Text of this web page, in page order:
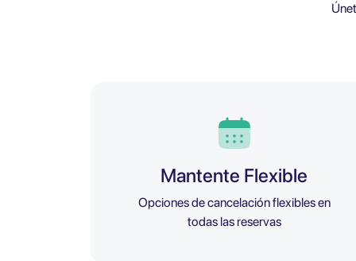
Mantente Flexible
Opciones de cancelación flexibles en
todas las reservas